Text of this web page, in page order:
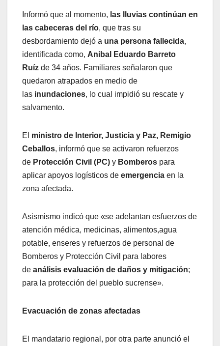
Informó que al momento, las lluvias continúan en
las cabeceras del río, que tras su
desbordamiento dejó a una persona fallecida,
identificada como, Anibal Eduardo Barreto
Ruíz de 34 años. Familiares señalaron que
quedaron atrapados en medio de
las inundaciones, lo cual impidió su rescate y
salvamento.
El ministro de Interior, Justicia y Paz, Remigio
Ceballos, informó que se activaron refuerzos
de Protección Civil (PC) y Bomberos para
aplicar apoyos logísticos de emergencia en la
zona afectada.
Asismismo indicó que «se adelantan esfuerzos de
atención médica, medicinas, alimentos,agua
potable, enseres y refuerzos de personal de
Bomberos y Protección Civil para labores
de análisis evaluación de daños y mitigación;
para la protección del pueblo sucrense».
Evacuación de zonas afectadas
El mandatario regional, por otra parte anunció el